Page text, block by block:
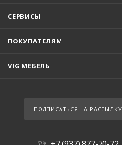
СЕРВИСЫ
ПОКУПАТЕЛЯМ
VIG МЕБЕЛЬ
ПОДПИСАТЬСЯ НА РАССЫЛКУ